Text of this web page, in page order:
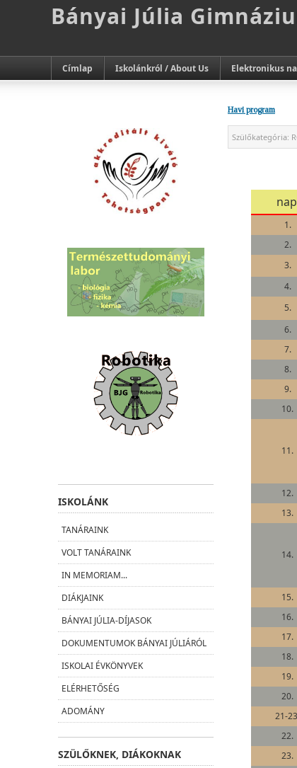
Bányai Júlia
Címlap Iskolánkról / About Us Elektronikus
Havi program
Szülőkategória:
nap
1.
2.
3.
4.
5.
6.
7.
8.
9.
10.
11.
12.
13.
14.
15.
16.
17.
18.
19.
20.
21-
22.
23.
ISKOLÁNK
TANÁRAINK
VOLT TANÁRAINK
IN MEMORIAM...
DIÁKJAINK
BÁNYAI JÚLIA-DÍJASOK
DOKUMENTUMOK BÁNYAI JÚLIÁRÓL
ISKOLAI ÉVKÖNYVEK
ELÉRHETŐSÉG
ADOMÁNY
SZÜLŐKNEK, DIÁKOKNAK